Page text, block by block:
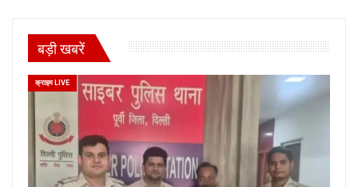
बड़ी खबरें
क्राइम LIVE